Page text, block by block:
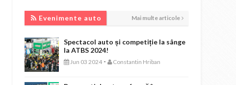
Evenimente auto Mai multe articole
Spectacol auto și competiție la sânge
la ATBS 2024!
Jun 03 2024 - Constantin Hriban